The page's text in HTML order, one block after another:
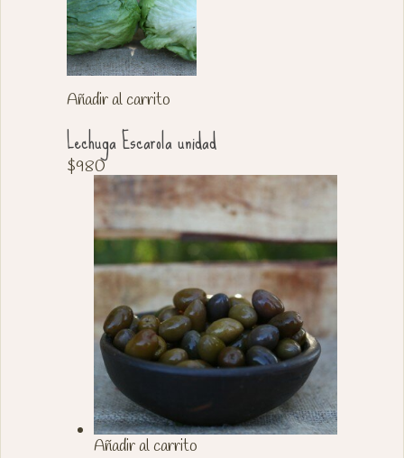
Añadir al carrito
Lechuga Escarola unidad
$980
Añadir al carrito